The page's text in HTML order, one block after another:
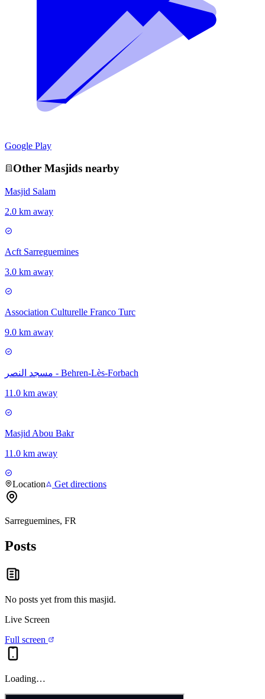
Google Play
Other Masjids nearby
Masjid Salam
2.0 km away
Acft Sarreguemines
3.0 km away
Association Culturelle Franco Turc
9.0 km away
مسجد النصر - Behren-Lès-Forbach
11.0 km away
Masjid Abou Bakr
11.0 km away
Location Get directions
Sarreguemines, FR
Posts
No posts yet from this masjid.
Live Screen
Full screen
Loading…